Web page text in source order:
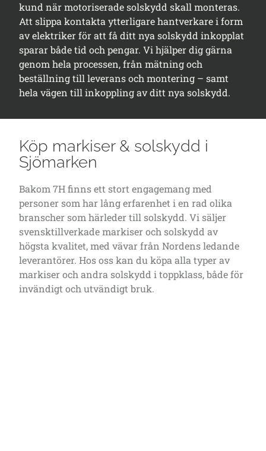
kund när motoriserade solskydd skall monteras.
Att slippa kontakta ytterligare hantverkare i form
av elektriker för att få ditt nya solskydd inkopplat
sparar både tid och pengar. Vi hjälper dig gärna
genom hela processen, från mätning och
beställning till leverans och montering – samt
hela vägen till inkoppling av ditt nya solskydd.
Köp markiser & solskydd i
Sjömarken
Bakom 7H finns ett stort engagemang med
personer som har lång erfarenhet i en rad olika
branscher som härleder till solskydd. Vi säljer
svensktillverkade markiser och solskydd av
högsta kvalitet, med vävar från Nordens ledande
leverantörer. Hos oss kan du köpa alla typer av
markiser och andra solskydd i toppklass, både för
invändigt och utvändigt bruk.